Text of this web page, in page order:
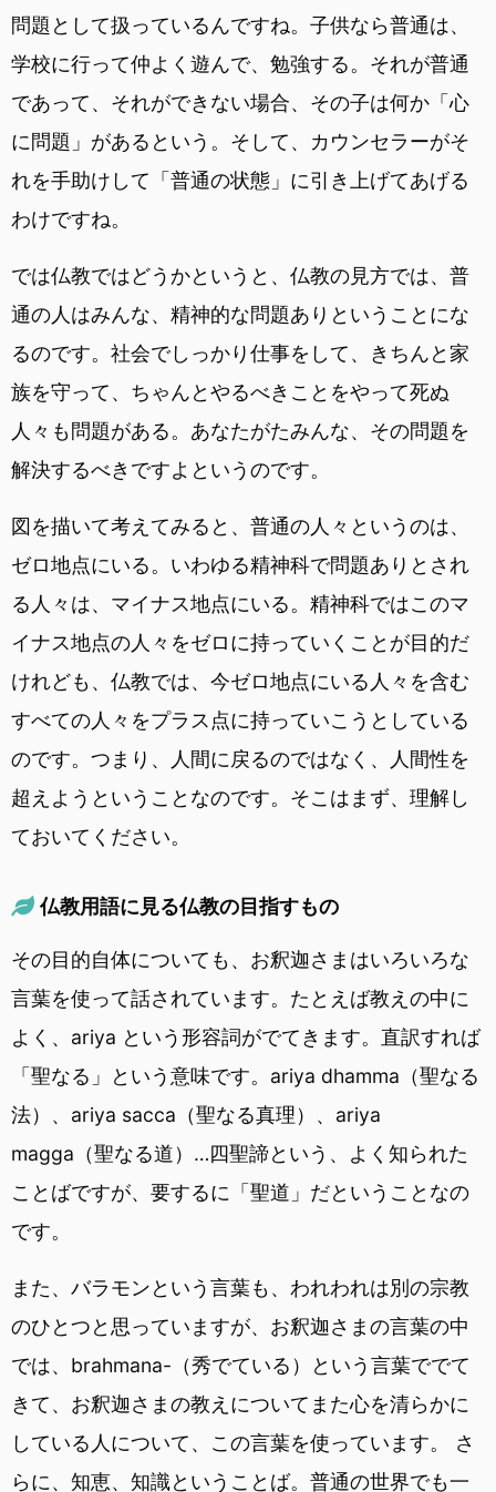
問題として扱っているんですね。子供なら普通は、
学校に行って仲よく遊んで、勉強する。それが普通
であって、それができない場合、その子は何か「心
に問題」があるという。そして、カウンセラーがそ
れを手助けして「普通の状態」に引き上げてあげる
わけですね。
では仏教ではどうかというと、仏教の見方では、普
通の人はみんな、精神的な問題ありということにな
るのです。社会でしっかり仕事をして、きちんと家
族を守って、ちゃんとやるべきことをやって死ぬ
人々も問題がある。あなたがたみんな、その問題を
解決するべきですよというのです。
図を描いて考えてみると、普通の人々というのは、
ゼロ地点にいる。いわゆる精神科で問題ありとされ
る人々は、マイナス地点にいる。精神科ではこのマ
イナス地点の人々をゼロに持っていくことが目的だ
けれども、仏教では、今ゼロ地点にいる人々を含む
すべての人々をプラス点に持っていこうとしている
のです。つまり、人間に戻るのではなく、人間性を
超えようということなのです。そこはまず、理解し
ておいてください。
仏教用語に見る仏教の目指すもの
その目的自体についても、お釈迦さまはいろいろな
言葉を使って話されています。たとえば教えの中に
よく、ariya という形容詞がでてきます。直訳すれば
「聖なる」という意味です。ariya dhamma（聖なる
法）、ariya sacca（聖なる真理）、ariya
magga（聖なる道）…四聖諦という、よく知られた
ことばですが、要するに「聖道」だということなの
です。
また、バラモンという言葉も、われわれは別の宗教
のひとつと思っていますが、お釈迦さまの言葉の中
では、brahmana-（秀でている）という言葉ででて
きて、お釈迦さまの教えについてまた心を清らかに
している人について、この言葉を使っています。 さ
らに、知恵、知識ということば。普通の世界でも一